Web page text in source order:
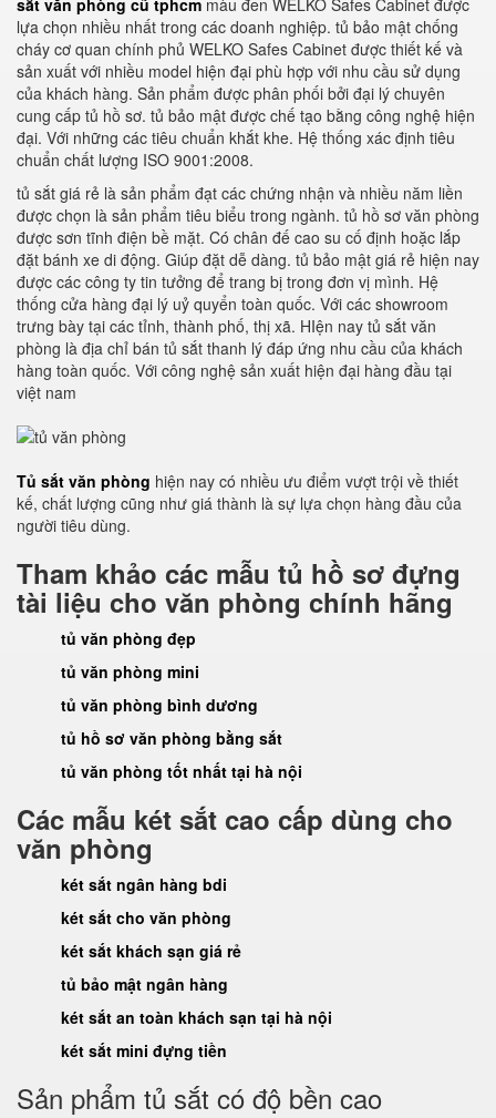
sắt văn phòng cũ tphcm màu đen WELKO Safes Cabinet được
lựa chọn nhiều nhất trong các doanh nghiệp. tủ bảo mật chống
cháy cơ quan chính phủ WELKO Safes Cabinet được thiết kế và
sản xuất với nhiều model hiện đại phù hợp với nhu cầu sử dụng
của khách hàng. Sản phẩm được phân phối bởi đại lý chuyên
cung cấp tủ hồ sơ. tủ bảo mật được chế tạo bằng công nghệ hiện
đại. Với những các tiêu chuẩn khắt khe. Hệ thống xác định tiêu
chuẩn chất lượng ISO 9001:2008.
tủ sắt giá rẻ là sản phẩm đạt các chứng nhận và nhiều năm liền
được chọn là sản phẩm tiêu biểu trong ngành. tủ hồ sơ văn phòng
được sơn tĩnh điện bề mặt. Có chân đế cao su cố định hoặc lắp
đặt bánh xe di động. Giúp đặt dễ dàng. tủ bảo mật giá rẻ hiện nay
được các công ty tin tưởng để trang bị trong đơn vị mình. Hệ
thống cửa hàng đại lý uỷ quyển toàn quốc. Với các showroom
trưng bày tại các tỉnh, thành phố, thị xã. HIện nay tủ sắt văn
phòng là địa chỉ bán tủ sắt thanh lý đáp ứng nhu cầu của khách
hàng toàn quốc. Với công nghệ sản xuất hiện đại hàng đầu tại
việt nam
Tủ sắt văn phòng hiện nay có nhiều ưu điểm vượt trội về thiết
kế, chất lượng cũng như giá thành là sự lựa chọn hàng đầu của
người tiêu dùng.
Tham khảo các mẫu tủ hồ sơ đựng
tài liệu cho văn phòng chính hãng
tủ văn phòng đẹp
tủ văn phòng mini
tủ văn phòng bình dương
tủ hồ sơ văn phòng bằng sắt
tủ văn phòng tốt nhất tại hà nội
Các mẫu két sắt cao cấp dùng cho
văn phòng
két sắt ngân hàng bdi
két sắt cho văn phòng
két sắt khách sạn giá rẻ
tủ bảo mật ngân hàng
két sắt an toàn khách sạn tại hà nội
két sắt mini đựng tiền
Sản phẩm tủ sắt có độ bền cao